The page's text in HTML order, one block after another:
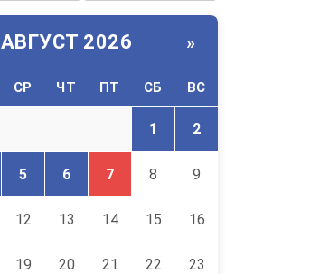
АВГУСТ 2026 »
СР ЧТ ПТ СБ ВС
1 2
5 6 7 8 9
12 13 14 15 16
19 20 21 22 23